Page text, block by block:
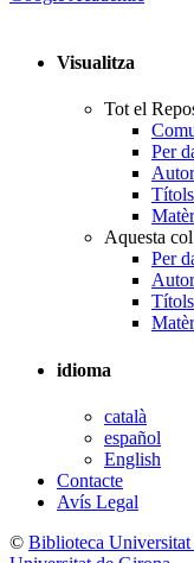
Visualitza
Tot el
Per
Títols
Aquesta
Per
Títols
idioma
català
español
English
Contacte
Avís Legal
© Biblioteca Universitat